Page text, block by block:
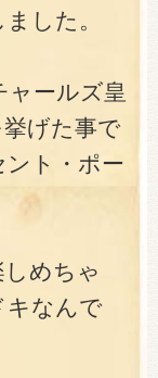
した。
ールズ皇
げた事で
ント・ポー
めちゃ
キなんで